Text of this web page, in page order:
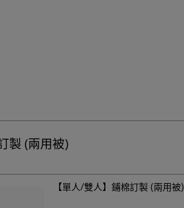
製 (兩用被)
【單人/雙人】鋪棉訂製 (兩用被)